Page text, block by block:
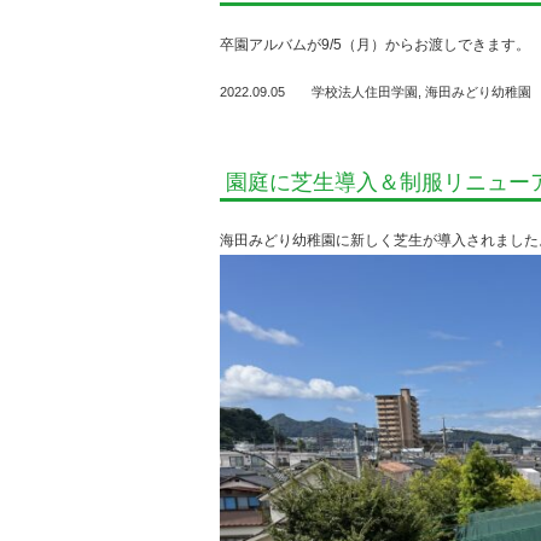
卒園アルバムが9/5（月）からお渡しできます。
2022.09.05 学校法人住田学園 海田みどり幼稚園
園庭に芝生導入＆制服リニュー
海田みどり幼稚園に新しく芝生が導入されまし